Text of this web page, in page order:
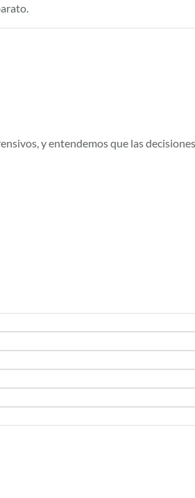
y entendemos que las